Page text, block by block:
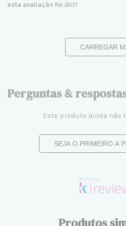
esta avaliação foi útil?
CARREGAR
Perguntas &
Este produto ainda não
SEJA O PRIMEIRO A